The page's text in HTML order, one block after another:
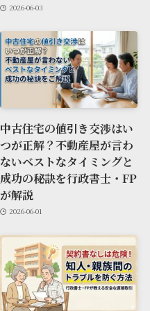
2026-06-03
中古住宅の値引き交渉はい
つが正解？不動産屋が言わ
ないベストなタイミングと
成功の秘訣を行政書士・FP
が解説
2026-06-01